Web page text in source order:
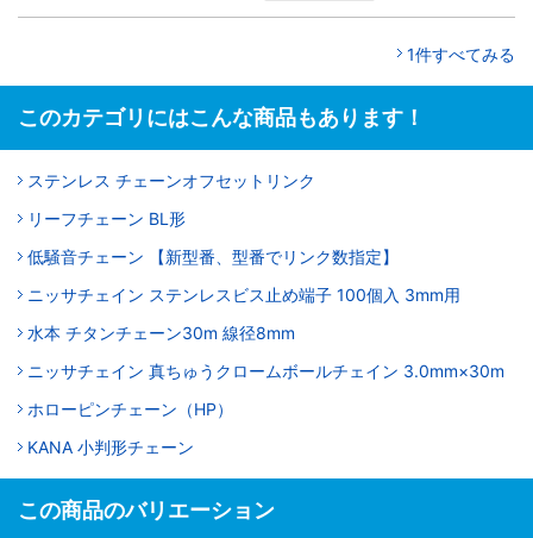
1件すべてみる
このカテゴリにはこんな商品もあります！
ステンレス チェーンオフセットリンク
リーフチェーン BL形
低騒音チェーン 【新型番、型番でリンク数指定】
ニッサチェイン ステンレスビス止め端子 100個入 3mm用
水本 チタンチェーン30m 線径8mm
ニッサチェイン 真ちゅうクロームボールチェイン 3.0mm×30m
ホローピンチェーン（HP）
KANA 小判形チェーン
この商品のバリエーション